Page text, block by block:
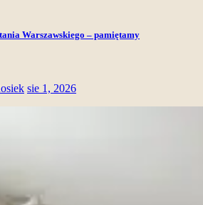
Warszawskiego – pamiętamy
sie 1, 2026